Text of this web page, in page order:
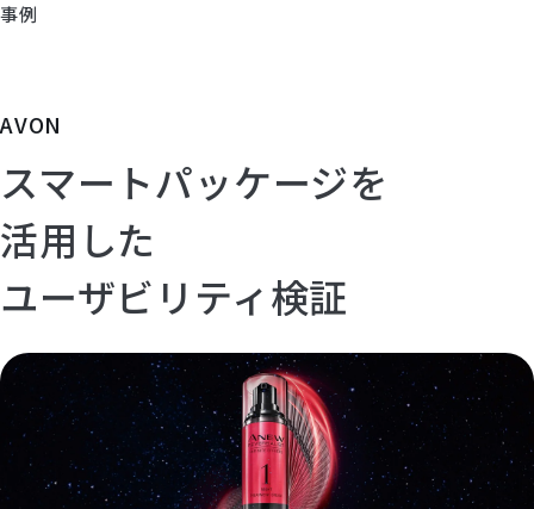
事例
AVON
スマートパッケージを
活用した
ユーザビリティ検証